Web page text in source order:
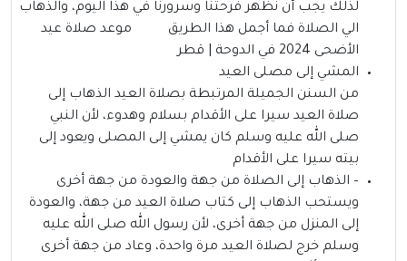
لذلك يجب أن نظهر فرحتنا وسرورنا في هذا اليوم، والذهاب
الي الصلاة فما أجمل هذا الطريق موعد صلاة عيد
الأضحى 2024 في الدوحة | قطر
المشي إلى مصلى العيد
من السنن الجميلة المرتبطة بصلاة العيد الذهاب إلى
صلاة العيد سيرا على الأقدام بسلام وهدوء، لأن النبي
صلى الله عليه وسلم كان يمشي إلى المصلى ويعود إلى
بيته سيرا على الأقدام
– الذهاب إلى الصلاة من جهة والعودة من جهة أخرى
ويستحب الذهاب إلى كتاب صلاة العيد من جهة، والعودة
إلى المنزل من جهة أخرى، لأن رسول الله صلى الله عليه
وسلم خرج لصلاة العيد مرة واحدة، وعاد من جهة أخرى